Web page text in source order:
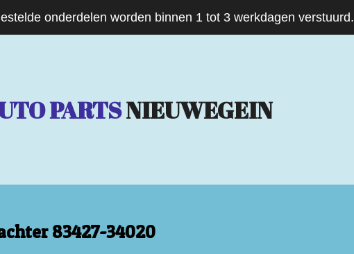
onderdelen worden binnen 1 tot 3 werkdagen verstuurd.
PARTSNIEUWEGEIN
83427-34020